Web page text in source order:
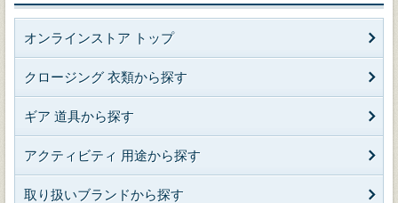
オンラインストア トップ
クロージング 衣類から探す
ギア 道具から探す
アクティビティ 用途から探す
取り扱いブランドから探す